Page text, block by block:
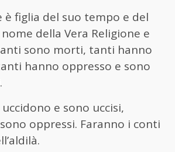
è figlia del suo tempo e del
della Vera Religione e
sono morti, tanti hanno
hanno oppresso e sono
e sono uccisi,
oppressi. Faranno i conti